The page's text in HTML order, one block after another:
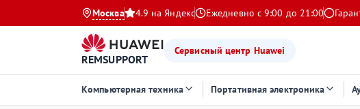
Москва 4.9 на Яндекс Ежедневно с 9:00 до 21:00
REMSUPPORT
Сервисный центр Huawei
Компьютерная техника Портативная электроника